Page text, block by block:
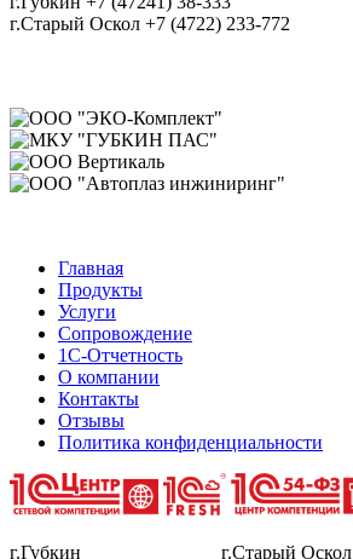
г.Старый Оскол +7 (4722) 233-772
Главная
Продукты
Услуги
Сопровождение
1С-Отчетность
О компании
Контакты
Отзывы
Политика конфиденциальности
г.Губкин г.Старый Оскол